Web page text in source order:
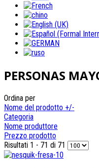
PERSONAS
Ordina per
Nome del prodotto +/-
Categoria
Nome produttore
Prezzo prodotto
Risultati 1 - 71 di 71